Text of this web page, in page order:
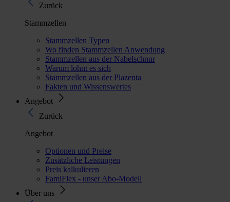
Zurück
Stammzellen
Stammzellen Typen
Wo finden Stammzellen Anwendung
Stammzellen aus der Nabelschnur
Warum lohnt es sich
Stammzellen aus der Plazenta
Fakten und Wissenswertes
Angebot
Zurück
Angebot
Optionen und Preise
Zusätzliche Leistungen
Preis kalkulieren
FamiFlex - unser Abo-Modell
Über uns